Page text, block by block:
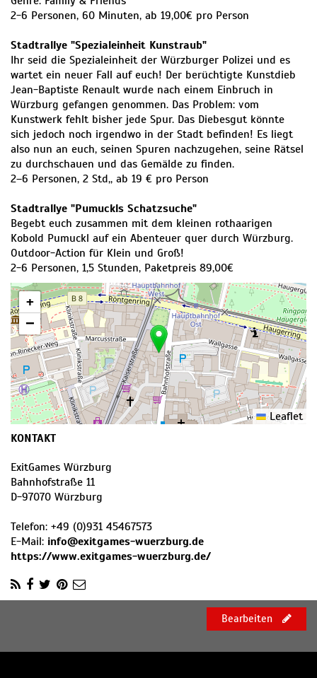
2-6 Personen, 60 Minuten, ab 19,00€ pro Person
Stadtrallye "Spezialeinheit Kunstraub"
Ihr seid die Spezialeinheit der Würzburger Polizei und es
wartet ein neuer Fall auf euch! Der berüchtigte Kunstdieb
Jean-Baptiste Renault wurde nach einem Einbruch in
Würzburg gefangen genommen. Das Problem: vom
Kunstwerk fehlt bisher jede Spur. Das Diebesgut könnte
sich jedoch noch irgendwo in der Stadt befinden! Es liegt
also nun an euch, seinen Spuren nachzugehen, seine Rätsel
zu durchschauen und das Gemälde zu finden.
2–6 Personen, 2 Std,, ab 19 € pro Person
Stadtrallye "Pumuckls Schatzsuche"
Begebt euch zusammen mit dem kleinen rothaarigen
Kobold Pumuckl auf ein Abenteuer quer durch Würzburg.
Outdoor-Action für Klein und Groß!
2-6 Personen, 1,5 Stunden, Paketpreis 89,00€
+
−
Leaflet
KONTAKT
ExitGames Würzburg
Bahnhofstraße 11
D-97070 Würzburg
Telefon: +49 (0)931 45467573
E-Mail: info@exitgames-wuerzburg.de
https://www.exitgames-wuerzburg.de/
Bearbeiten